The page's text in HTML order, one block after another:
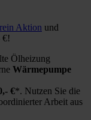
Aktion und
€!
Ölheizung
Wärmepumpe
€*. Nutzen Sie die
Arbeit aus